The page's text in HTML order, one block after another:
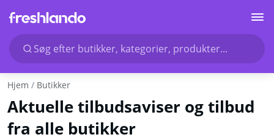
Søg efter butikker, kategorier, produkter...
Hjem Butikker
Aktuelle tilbudsaviser og tilbud
fra alle butikker